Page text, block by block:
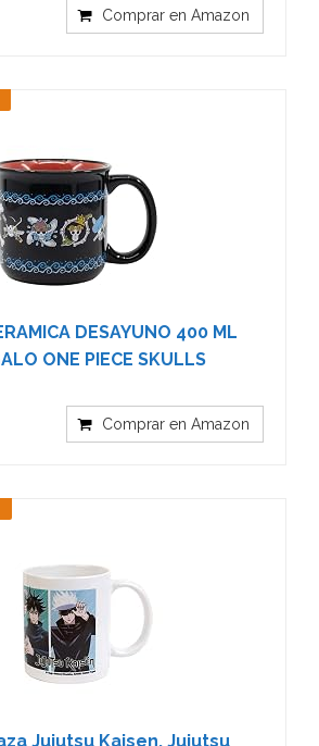
Comprar en Amazon
DESAYUNO 400 ML
ONE PIECE SKULLS
Comprar en Amazon
Jujutsu Kaisen, Jujutsu